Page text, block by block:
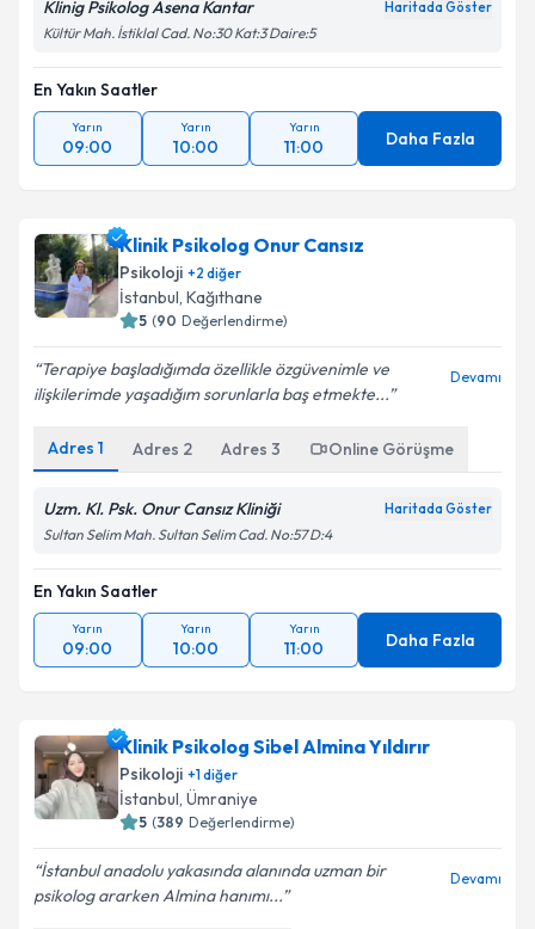
Klinig Psikolog Asena Kantar Haritada Göster
Kültür Mah. İstiklal Cad. No:30 Kat:3 Daire:5
En Yakın Saatler
Yarın
09:00
Yarın
10:00
Yarın
11:00 Daha Fazla
Klinik Psikolog Onur Cansız
Psikoloji +2 diğer
İstanbul, Kağıthane
5 (90 Değerlendirme)
Terapiye başladığımda özellikle özgüvenimle ve
ilişkilerimde yaşadığım sorunlarla baş etmekte...
Devamı
Adres 1 Adres 2 Adres 3 Online Görüşme
Uzm. Kl. Psk. Onur Cansız Kliniği Haritada Göster
Sultan Selim Mah. Sultan Selim Cad. No:57 D:4
En Yakın Saatler
Yarın
09:00
Yarın
10:00
Yarın
11:00 Daha Fazla
Klinik Psikolog Sibel Almina Yıldırır
Psikoloji +1diğer
İstanbul, Ümraniye
5 (389 Değerlendirme)
İstanbul anadolu yakasında alanında uzman bir
psikolog ararken Almina hanımı...
Devamı